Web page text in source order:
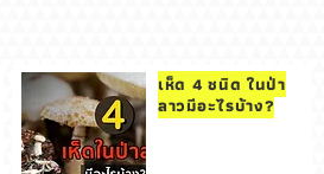
เห็ด 4 ชนิด ในป่า
ลาวมีอะไรบ้าง?